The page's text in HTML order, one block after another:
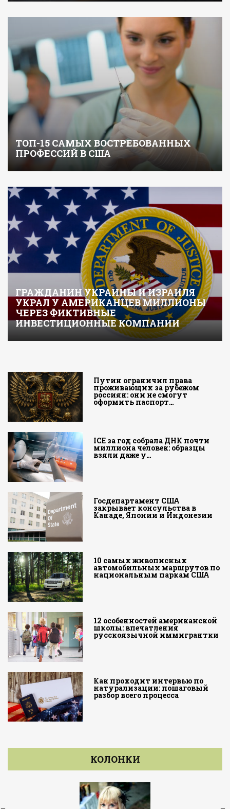
ТОП-15 САМЫХ ВОСТРЕБОВАННЫХ
ПРОФЕССИЙ В США
ГРАЖДАНИН УКРАИНЫ И ИЗРАИЛЯ
УКРАЛ У АМЕРИКАНЦЕВ МИЛЛИОНЫ
ЧЕРЕЗ ФИКТИВНЫЕ
ИНВЕСТИЦИОННЫЕ КОМПАНИИ
Путин ограничил права
проживающих за рубежом
россиян: они не смогут
оформить паспорт…
ICE за год собрала ДНК почти
миллиона человек: образцы
взяли даже у…
Госдепартамент США
закрывает консульства в
Канаде, Японии и Индонезии
10 самых живописных
автомобильных маршрутов по
национальным паркам США
12 особенностей американской
школы: впечатления
русскоязычной иммигрантки
Как проходит интервью по
натурализации: пошаговый
разбор всего процесса
КОЛОНКИ